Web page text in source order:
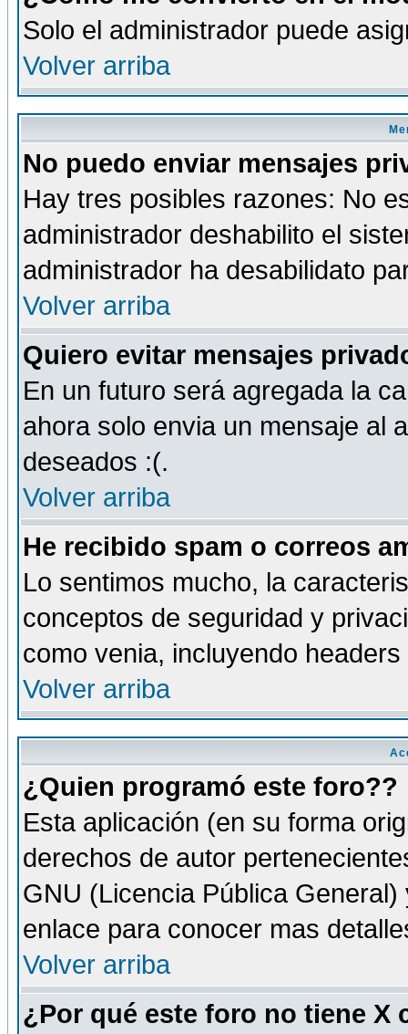
Solo el administrador puede
Volver arriba
No puedo enviar mensajes
Hay tres posibles razones: No
administrador deshabilito el
administrador ha desabilidato
Volver arriba
Quiero evitar mensajes
En un futuro será agregada la
ahora solo envia un mensaje al
deseados :(.
Volver arriba
He recibido spam o correos
Lo sentimos mucho, la
conceptos de seguridad y
como venia, incluyendo
Volver arriba
¿Quien programó este foro??
Esta aplicación (en su forma
derechos de autor
GNU (Licencia Pública
enlace para conocer mas
Volver arriba
¿Por qué este foro no tiene X